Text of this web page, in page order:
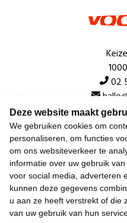
Deze website maakt
We gebruiken cookies om
personaliseren, om functies
om ons websiteverkeer te
informatie over uw gebruik
voor social media, adverteren
kunnen deze gegevens
u aan ze heeft verstrekt of die
van uw gebruik van hun
02
Over